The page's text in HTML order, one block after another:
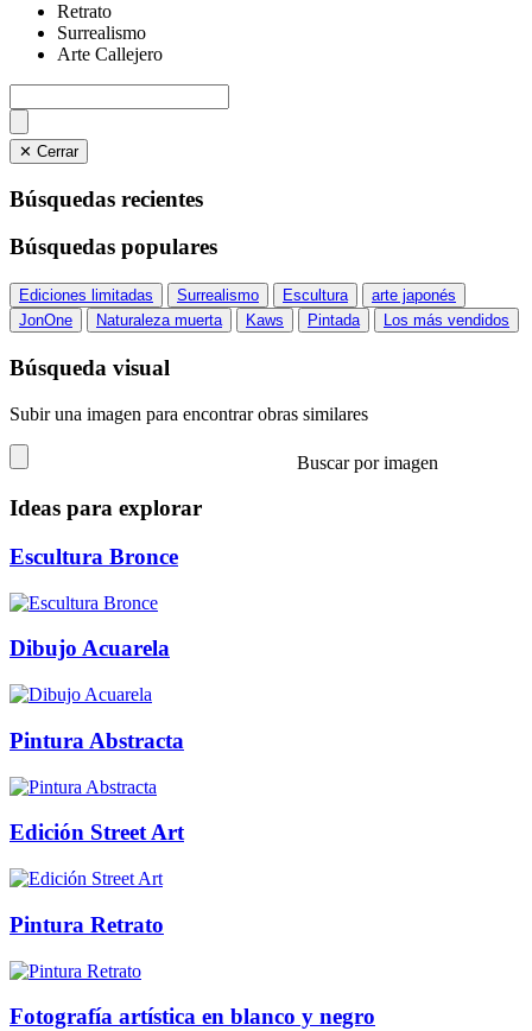
Retrato
Surrealismo
Arte Callejero
✕ Cerrar
Búsquedas recientes
Búsquedas populares
Ediciones limitadas Surrealismo Escultura
arte japonés
JonOne
Naturaleza muerta Kaws Pintada Los más vendidos
Búsqueda visual
Subir una imagen para encontrar obras similares
Buscar por imagen
Ideas para explorar
Escultura Bronce
Dibujo Acuarela
Pintura Abstracta
Edición Street Art
Pintura Retrato
Fotografía artística en blanco y negro